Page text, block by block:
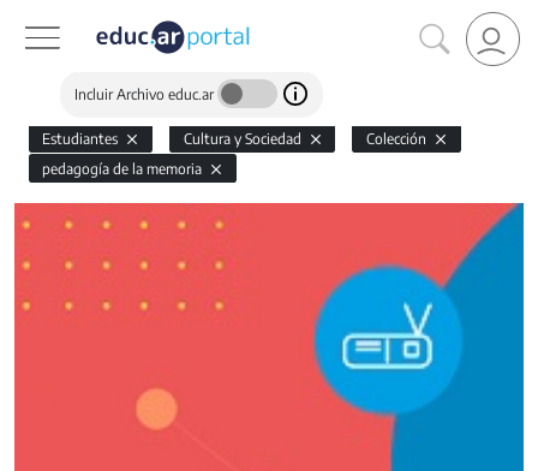
Incluir Archivo educ.ar
Estudiantes Cultura y Sociedad
Colección
pedagogía de la memoria